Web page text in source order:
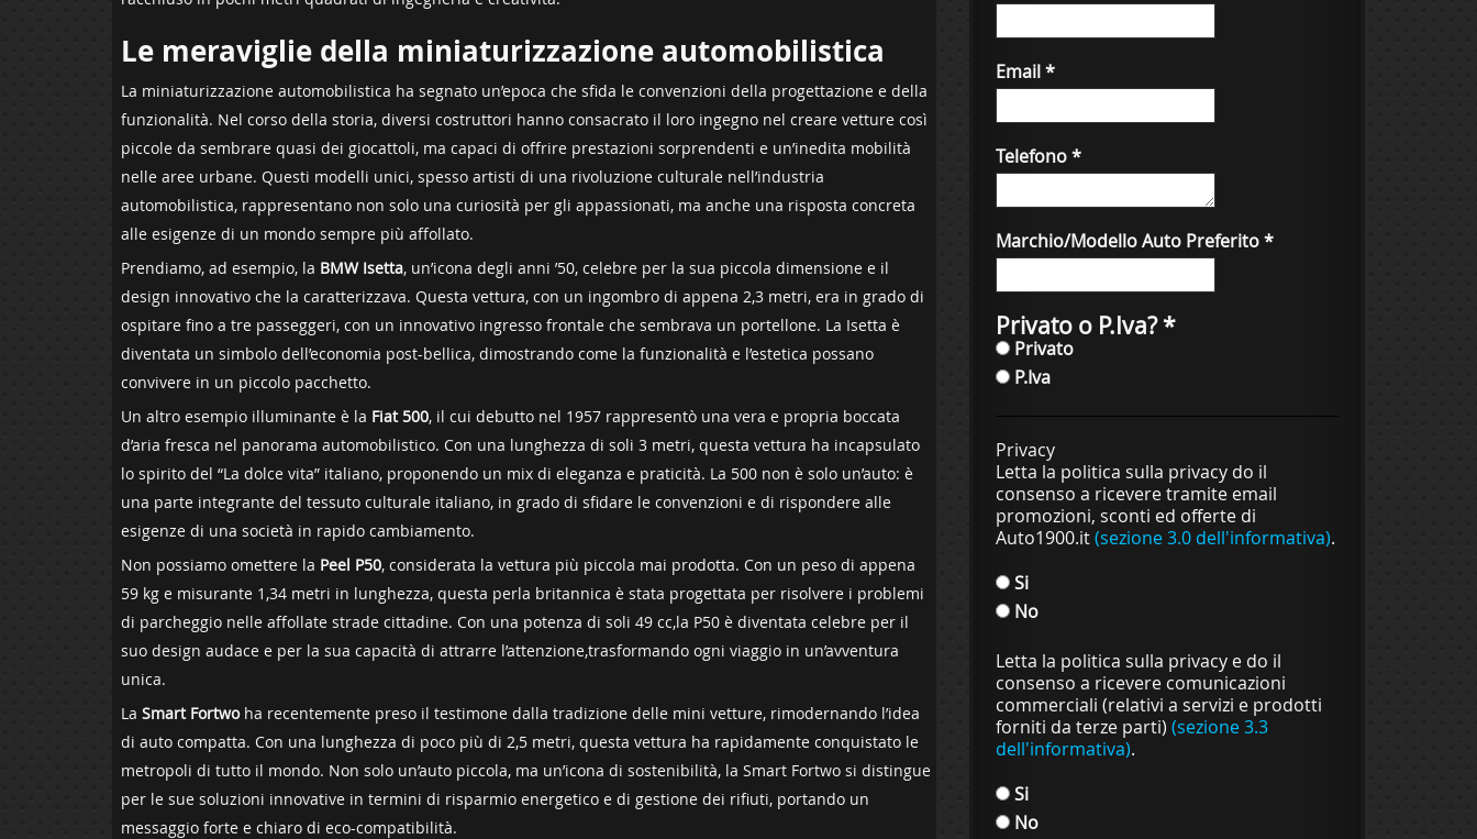
Le meraviglie della miniaturizzazione ‌automobilistica
La miniaturizzazione automobilistica ha segnato un’epoca che ‍sfida le convenzioni della progettazione e della
funzionalità. Nel corso della⁢ storia, diversi costruttori hanno consacrato il loro ingegno nel creare vetture così
piccole ‍da sembrare quasi dei giocattoli,‍ ma capaci di offrire prestazioni sorprendenti⁢ e un’inedita mobilità
nelle⁣ aree urbane. Questi modelli unici, spesso artisti di una rivoluzione culturale nell’industria⁤
automobilistica, rappresentano non solo una curiosità per ⁣gli appassionati, ma anche una risposta concreta
alle esigenze di un mondo sempre più affollato.
Prendiamo, ad esempio,‍ la BMW Isetta, un’icona degli anni ’50,‍ celebre per la sua ⁢piccola dimensione e il
design innovativo che la caratterizzava. Questa vettura, con⁤ un ingombro di appena‌ 2,3 metri, era in grado di
ospitare fino a tre ⁢passeggeri, con un innovativo ingresso frontale che sembrava un portellone. La⁤ Isetta è
diventata un simbolo dell’economia post-bellica, dimostrando come la ⁣funzionalità e‌ l’estetica possano
convivere‍ in un piccolo pacchetto.
Un altro esempio illuminante è la Fiat 500, il cui debutto⁢ nel ‌1957 rappresentò una vera e propria boccata
d’aria fresca nel​ panorama automobilistico. Con una⁢ lunghezza di soli 3 metri,‌ questa vettura ha incapsulato
lo ‍spirito del‍ “La dolce vita” italiano, proponendo un⁣ mix ‍di eleganza e praticità. La 500 non è solo un’auto: è
una parte integrante del tessuto culturale italiano, in grado di sfidare le‌ convenzioni e di rispondere‌ alle
esigenze di una società in rapido cambiamento.
Non ⁤possiamo ‍omettere la Peel P50, considerata la vettura​ più piccola mai prodotta. Con un peso di appena
59 kg e misurante 1,34 metri in ⁣lunghezza, questa perla britannica è ⁤stata progettata⁢ per risolvere ⁢i problemi
di parcheggio nelle affollate⁢ strade cittadine. ⁤Con una ‍potenza di soli 49 cc,la ​P50​ è diventata celebre per il
suo design audace e per la sua capacità ‍di attrarre l’attenzione,trasformando ogni viaggio in un’avventura
⁢unica.
La Smart Fortwo⁤ha recentemente preso il testimone dalla tradizione delle mini vetture, rimodernando l’idea
di ⁣auto compatta. Con una ⁣lunghezza di poco più di 2,5 metri, questa vettura ha rapidamente conquistato le
metropoli di tutto il mondo. Non solo un’auto piccola, ⁣ma un’icona di sostenibilità, la Smart Fortwo si distingue
per le‌ sue soluzioni innovative in termini di risparmio energetico e di gestione dei rifiuti, portando un⁢
messaggio forte e chiaro di ⁤eco-compatibilità.
Email*
Telefono*
Marchio/Modello Auto Preferito*
Privato o P.Iva?*
Privato
P.Iva
Privacy
Letta la politica sulla privacy do il
consenso a ricevere tramite email
promozioni, sconti ed offerte di
Auto1900.it(sezione 3.0 dell'informativa).
Si
No
Letta la politica sulla privacy e do il
consenso a ricevere comunicazioni
commerciali (relativi a servizi e prodotti
forniti da terze parti) (sezione 3.3
dell'informativa).
Si
No